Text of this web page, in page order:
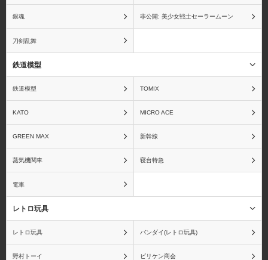
アクエリオンEVOL アクセルワールド
アズールレーン アトリエシリーズ
あの夏で待ってる
あの日見た花の名前を僕
達はまだ知らない。
甘城ブリリアントパーク ARIA The NATURAL
銀魂 非公開: 美少女戦士セーラームーン
刀剣乱舞
鉄道模型
鉄道模型 TOMIX
KATO MICRO ACE
GREEN MAX 新幹線
蒸気機関車 寝台特急
電車
レトロ玩具
レトロ玩具 バンダイ(レトロ玩具)
野村トーイ ビリケン商会